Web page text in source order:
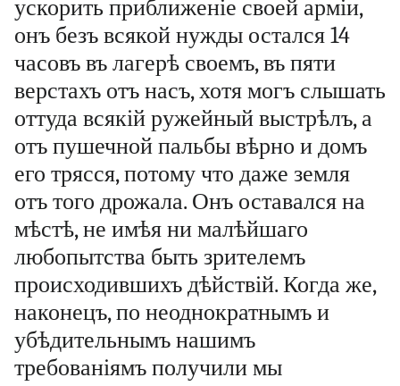
ускорить приближеніе своей арміи,
онъ безъ всякой нужды остался 14
часовъ въ лагерѣ своемъ, въ пяти
верстахъ отъ насъ, хотя могъ слышать
оттуда всякій ружейный выстрѣлъ, а
отъ пушечной пальбы вѣрно и домъ
его трясся, потому что даже земля
отъ того дрожала. Онъ оставался на
мѣстѣ, не имѣя ни малѣйшаго
любопытства быть зрителемъ
происходившихъ дѣйствій. Когда же,
наконецъ, по неоднократнымъ и
убѣдительнымъ нашимъ
требованіямъ получили мы